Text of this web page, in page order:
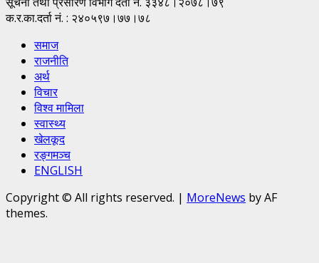
क.र.का.दर्ता नं. : २४०५९७।७७।७८
समाज
राजनीति
अर्थ
विचार
विश्व मामिला
स्वास्थ्य
खेलकूद
रङ्गमञ्च
ENGLISH
Copyright © All rights reserved. | MoreNews by AF
themes.